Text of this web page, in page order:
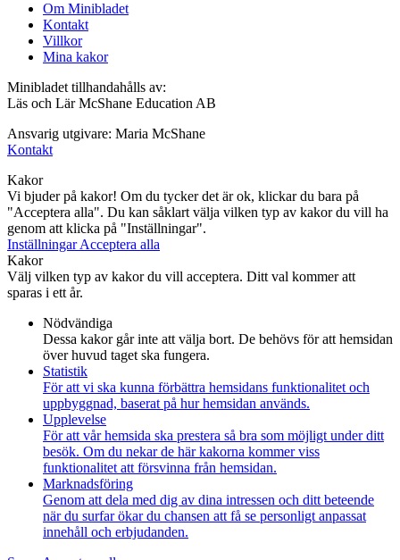
Om Minibladet
Kontakt
Villkor
Mina kakor
Minibladet tillhandahålls av:
Läs och Lär McShane Education AB
Ansvarig utgivare: Maria McShane
Kontakt
Kakor
Vi bjuder på kakor! Om du tycker det är ok, klickar du bara på
"Acceptera alla". Du kan såklart välja vilken typ av kakor du vill ha
genom att klicka på "Inställningar".
InställningarAcceptera alla
Kakor
Välj vilken typ av kakor du vill acceptera. Ditt val kommer att
sparas i ett år.
Nödvändiga
Dessa kakor går inte att välja bort. De behövs för att hemsidan
över huvud taget ska fungera.
Statistik
För att vi ska kunna förbättra hemsidans funktionalitet och
uppbyggnad, baserat på hur hemsidan används.
Upplevelse
För att vår hemsida ska prestera så bra som möjligt under ditt
besök. Om du nekar de här kakorna kommer viss
funktionalitet att försvinna från hemsidan.
Marknadsföring
Genom att dela med dig av dina intressen och ditt beteende
när du surfar ökar du chansen att få se personligt anpassat
innehåll och erbjudanden.